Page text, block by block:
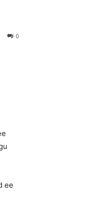
0
ee